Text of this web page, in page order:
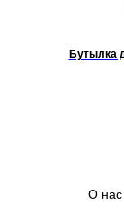
Бутылка
О нас